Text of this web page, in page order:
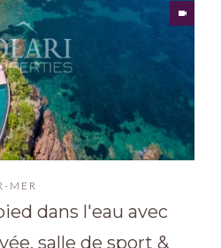
MER
dans l'eau avec
salle de sport &